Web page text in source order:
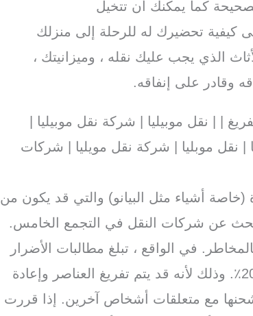
كما يمكنك أن تتخيل
كيفية تحضيرك له للرحلة إلى منزلك
الذي يجب عليك نقله ، وميزانيتك ،
وقادر على إنفاقه.
| | نقل موبيليا | شركة نقل موبيليا |
| نقل موبليا | شركة نقل مويليا | شركات
(خاصة أشياء مثل البيانو) والتي قد يكون من
عن شركات النقل في التجمع الخامس.
في الواقع ، تبلغ مطالبات الأضرار
والخسائر لقطاع الخدمات الكاملة حوالي 20٪. وذلك لأنه قد يتم تفريغ العناصر وإعادة
شحنها مع متعلقات أشخاص آخرين. إذا قررت